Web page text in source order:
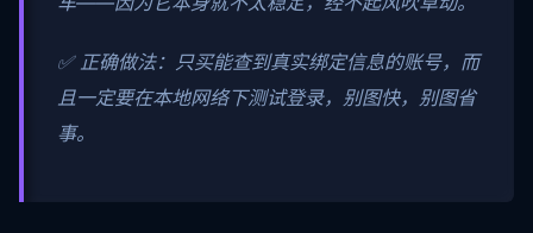
✅ 正确做法：只买能查到真实绑定信息的账号，而
且一定要在本地网络下测试登录，别图快，别图省
事。